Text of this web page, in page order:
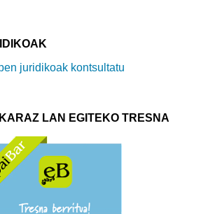
juridikoak kontsultatu
LAN EGITEKO TRESNA